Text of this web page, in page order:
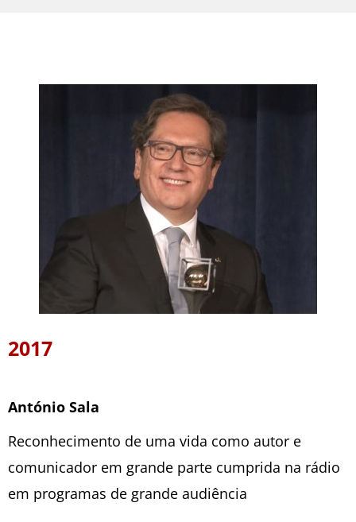
2017
António Sala
Reconhecimento de uma vida como autor e
comunicador em grande parte cumprida na rádio
em programas de grande audiência